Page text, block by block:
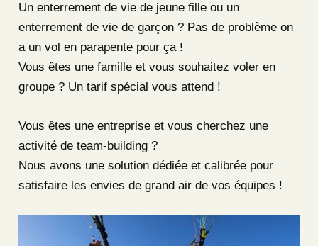
Un enterrement de vie de jeune fille ou un
enterrement de vie de garçon ? Pas de problème on
a un vol en parapente pour ça !
Vous êtes une famille et vous souhaitez voler en
groupe ? Un tarif spécial vous attend !
Vous êtes une entreprise et vous cherchez une
activité de team-building ?
Nous avons une solution dédiée et calibrée pour
satisfaire les envies de grand air de vos équipes !